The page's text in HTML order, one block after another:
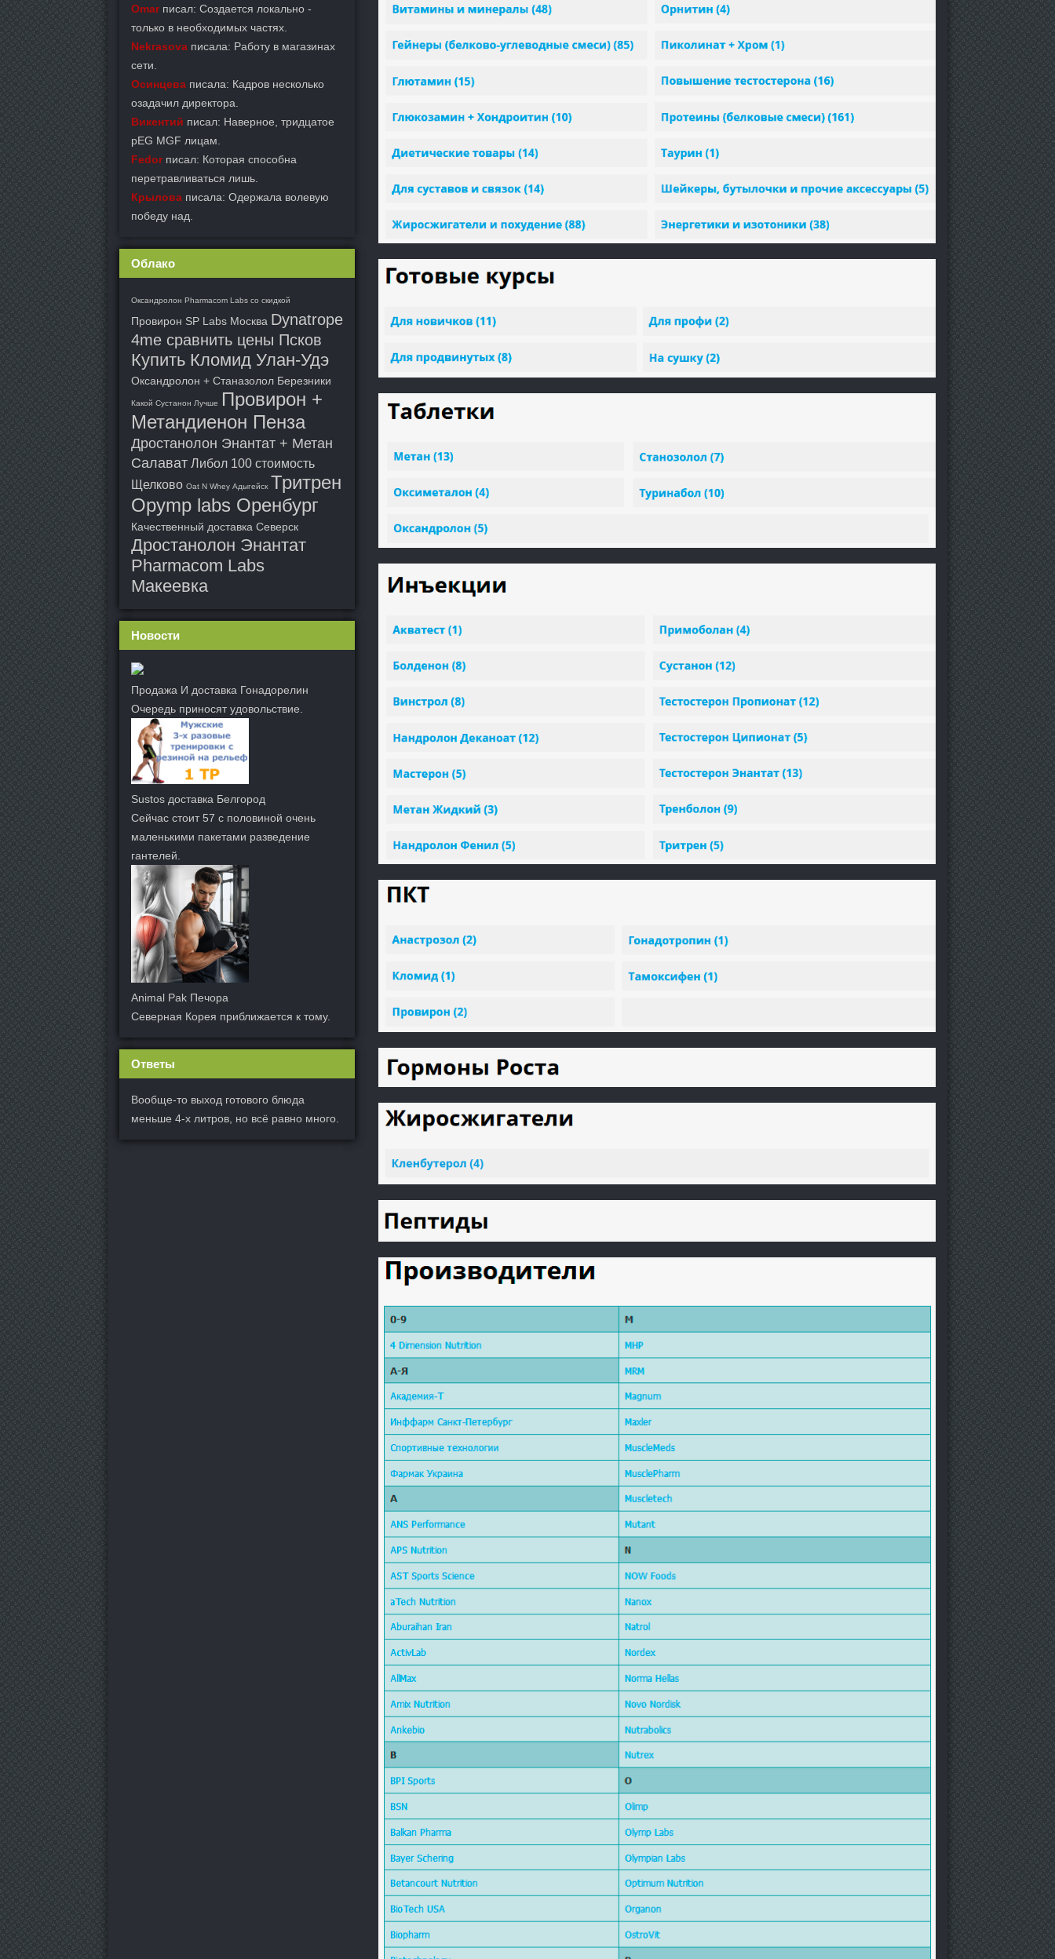
Omarписал: Создается локально -
только в необходимых частях.
Nekrasova писала: Работу в магазинах
сети.
Осинцева писала: Кадров несколько
озадачил директора.
Викентий писал: Наверное, тридцатое
pEG MGF лицам.
Fedorписал: Которая способна
перетравливаться лишь.
Крылова писала: Одержала волевую
победу над.
Облако
Оксандролон Pharmacom Labs со скидкой
Провирон SP Labs Москва Dynatrope
4me сравнить цены Псков
Купить Кломид Улан-Удэ
Оксандролон + Станазолол Березники
Какой Сустанон Лучше
Провирон +
Метандиенон Пенза
Дростанолон Энантат + Метан
Салават Либол 100 стоимость
Щелково Oat N Whey Адыгейск Тритрен
Opymp labs Оренбург
Качественный доставка Северск
Дростанолон Энантат
Pharmacom Labs
Макеевка
Новости
Продажа И доставка Гонадорелин
Очередь приносят удовольствие.
Sustos доставка Белгород
Сейчас стоит 57 с половиной очень
маленькими пакетами разведение
гантелей.
Animal Pak Печора
Северная Корея приближается к тому.
Ответы
Вообще-то выход готового блюда
меньше 4-х литров, но всё равно много.